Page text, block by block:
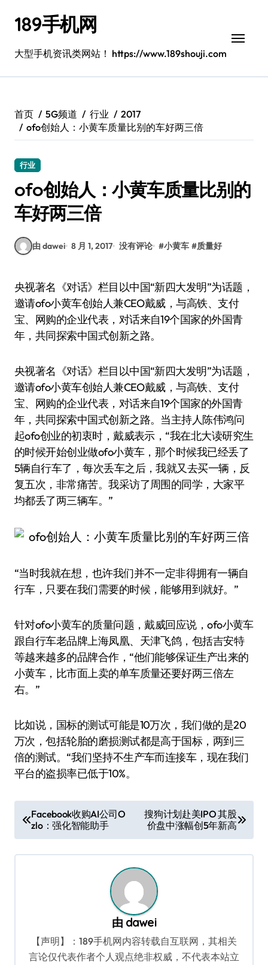
189手机网
大型手机资讯类网站！ https://www.189shouji.com
首页 5G频道 行业
2017
ofo创始人：小黄车质量比别的车好两三倍
行业
ofo创始人：小黄车质量比别的
车好两三倍
由 dawei 8 月 1, 2017 没有评论 #小黄车 #质量好
央视著名《对话》栏目以中国“新四大发明”为话题，
邀请ofo小黄车创始人兼CEO戴威，与高铁、支付
宝、网购的企业代表，对话来自19个国家的外国青
年，共同探索中国式创新之路。
央视著名《对话》栏目以中国“新四大发明”为话题，
邀请ofo小黄车创始人兼CEO戴威，与高铁、支付
宝、网购的企业代表，对话来自19个国家的外国青
年，共同探索中国式创新之路。当主持人陈伟鸿问
起ofo创业的初衷时，戴威表示，“我在北大读研究生
的时候开始创业做ofo小黄车，那个时候我已经丢了
5辆自行车了，每次丢车之后，我就又去买一辆，反
复五次，非常痛苦。我采访了周围的同学，大家平
均都丢了两三辆车。”
“当时我就在想，也许我们并不一定非得拥有一辆自
行车，只要在我们需要的时候，能够用到就好。”
针对ofo小黄车的质量问题，戴威回应说，ofo小黄车
跟自行车老品牌上海凤凰、天津飞鸽，包括吉安特
等越来越多的品牌合作，“他们能够保证生产出来的
小黄车，比市面上卖的单车质量还要好两三倍左
右。”
比如说，国标的测试可能是10万次，我们做的是20
万次，包括轮胎的磨损测试都是高于国标，两到三
倍的测试。“我们坚持不生产车而连接车，现在我们
平台的盗损率已低于10%。
章
导
Facebook收购AI公司O
zlo：强化智能助手
搜狗计划赴美IPO 其股
价盘中涨幅创5年新高
由 dawei
【声明】：189手机网内容转载自互联网，其相关
言论仅代表作者个人观点绝非权威，不代表本站立